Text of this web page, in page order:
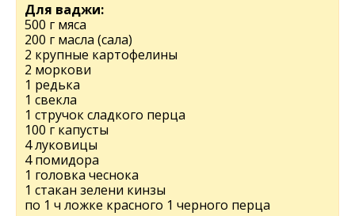
Для ваджи:
500 г мяса
200 г масла (сала)
2 крупные картофелины
2 моркови
1 редька
1 свекла
1 стручок сладкого перца
100 г капусты
4 луковицы
4 помидора
1 головка чеснока
1 стакан зелени кинзы
по 1 ч ложке красного 1 черного перца